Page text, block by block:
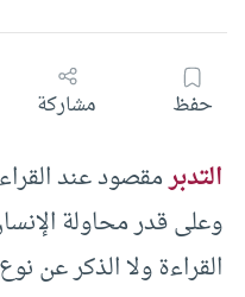
حفظ مشاركة
التدبرمقصود عند
وعلى قدر محاولة
القراءة ولا الذكر عن